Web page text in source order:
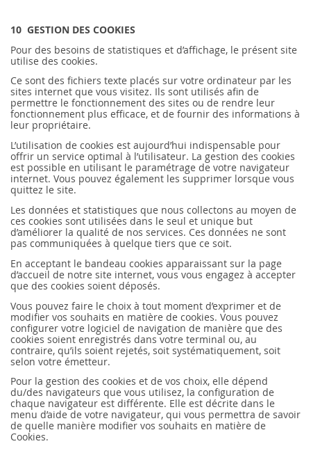
10 GESTION DES COOKIES
Pour des besoins de statistiques et d’affichage, le présent site
utilise des cookies.
Ce sont des fichiers texte placés sur votre ordinateur par les
sites internet que vous visitez. Ils sont utilisés afin de
permettre le fonctionnement des sites ou de rendre leur
fonctionnement plus efficace, et de fournir des informations à
leur propriétaire.
L’utilisation de cookies est aujourd’hui indispensable pour
offrir un service optimal à l’utilisateur. La gestion des cookies
est possible en utilisant le paramétrage de votre navigateur
internet. Vous pouvez également les supprimer lorsque vous
quittez le site.
Les données et statistiques que nous collectons au moyen de
ces cookies sont utilisées dans le seul et unique but
d’améliorer la qualité de nos services. Ces données ne sont
pas communiquées à quelque tiers que ce soit.
En acceptant le bandeau cookies apparaissant sur la page
d’accueil de notre site internet, vous vous engagez à accepter
que des cookies soient déposés.
Vous pouvez faire le choix à tout moment d’exprimer et de
modifier vos souhaits en matière de cookies. Vous pouvez
configurer votre logiciel de navigation de manière que des
cookies soient enregistrés dans votre terminal ou, au
contraire, qu’ils soient rejetés, soit systématiquement, soit
selon votre émetteur.
Pour la gestion des cookies et de vos choix, elle dépend
du/des navigateurs que vous utilisez, la configuration de
chaque navigateur est différente. Elle est décrite dans le
menu d’aide de votre navigateur, qui vous permettra de savoir
de quelle manière modifier vos souhaits en matière de
Cookies.